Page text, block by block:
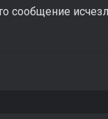
сообщение